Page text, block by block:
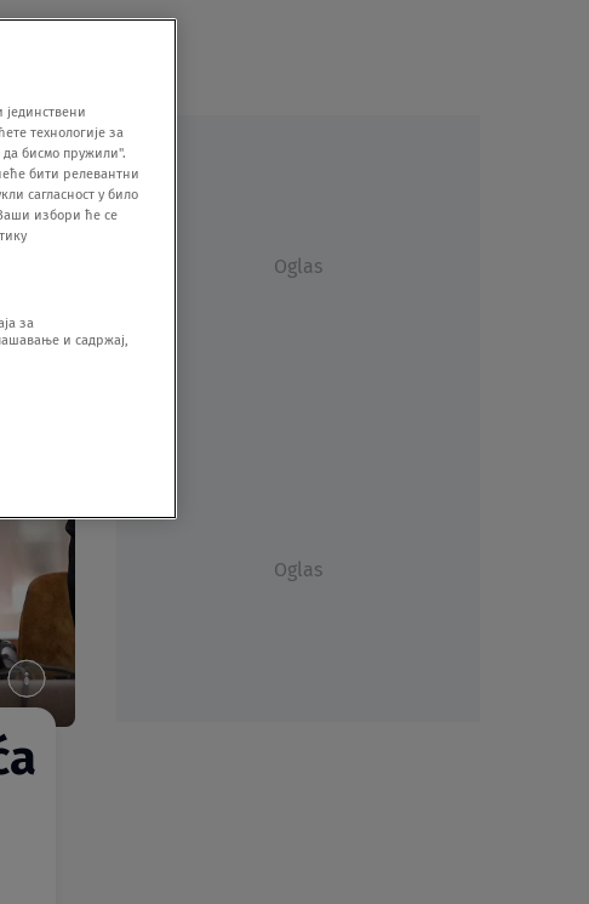
Oglas
Oglas
јединствени
технологије за
да бисмо пружили".
бити релевантни
сагласност у било
избори ће се
за
и садржај,